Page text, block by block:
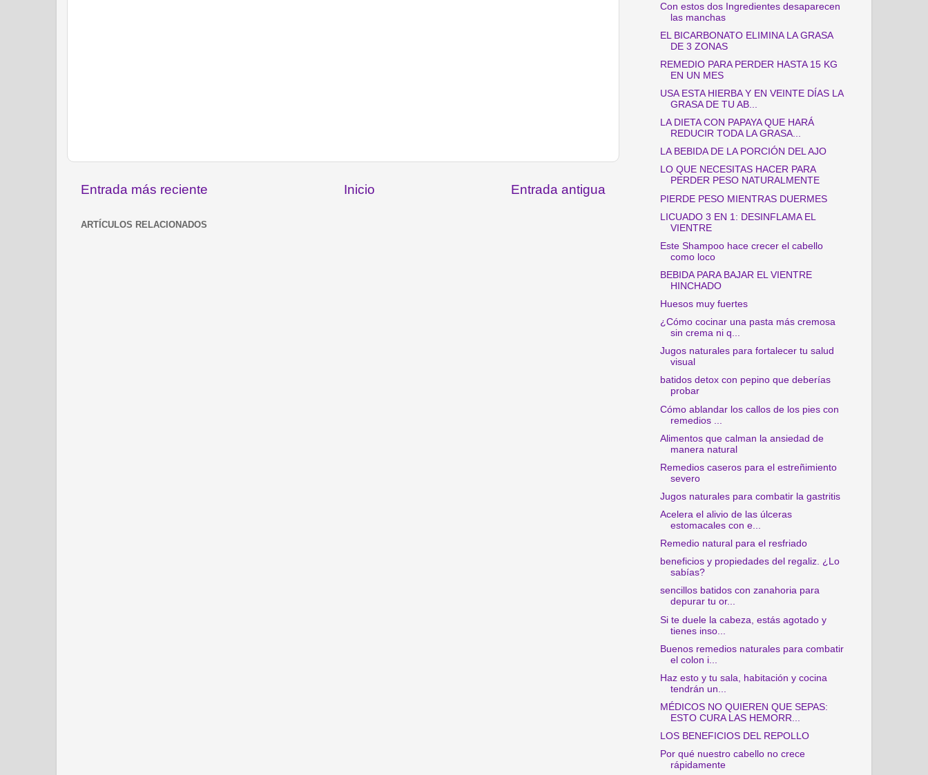
Entrada más reciente Entrada antigua
Inicio
ARTÍCULOS RELACIONADOS
Con estos dos Ingredientes desaparecen
las manchas
EL BICARBONATO ELIMINA LA GRASA
DE 3 ZONAS
REMEDIO PARA PERDER HASTA 15 KG
EN UN MES
USA ESTA HIERBA Y EN VEINTE DÍAS LA
GRASA DE TU AB...
LA DIETA CON PAPAYA QUE HARÁ
REDUCIR TODA LA GRASA...
LA BEBIDA DE LA PORCIÓN DEL AJO
LO QUE NECESITAS HACER PARA
PERDER PESO NATURALMENTE
PIERDE PESO MIENTRAS DUERMES
LICUADO 3 EN 1: DESINFLAMA EL
VIENTRE
Este Shampoo hace crecer el cabello
como loco
BEBIDA PARA BAJAR EL VIENTRE
HINCHADO
Huesos muy fuertes
¿Cómo cocinar una pasta más cremosa
sin crema ni q...
Jugos naturales para fortalecer tu salud
visual
batidos detox con pepino que deberías
probar
Cómo ablandar los callos de los pies con
remedios ...
Alimentos que calman la ansiedad de
manera natural
Remedios caseros para el estreñimiento
severo
Jugos naturales para combatir la gastritis
Acelera el alivio de las úlceras
estomacales con e...
Remedio natural para el resfriado
beneficios y propiedades del regaliz. ¿Lo
sabías?
sencillos batidos con zanahoria para
depurar tu or...
Si te duele la cabeza, estás agotado y
tienes inso...
Buenos remedios naturales para combatir
el colon i...
Haz esto y tu sala, habitación y cocina
tendrán un...
MÉDICOS NO QUIEREN QUE SEPAS:
ESTO CURA LAS HEMORR...
LOS BENEFICIOS DEL REPOLLO
Por qué nuestro cabello no crece
rápidamente